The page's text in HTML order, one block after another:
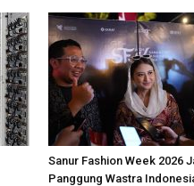
Sanur Fashion Week 2026
Panggung Wastra